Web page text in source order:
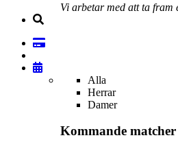
Vi arbetar med att ta fram
Alla
Herrar
Damer
Kommande matcher